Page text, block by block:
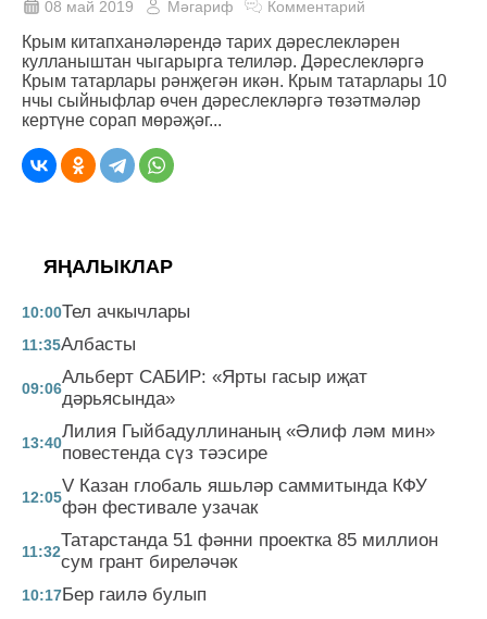
08 май 2019 Мәгариф Комментарий
Крым китапханәләрендә тарих дәреслекләрен
кулланыштан чыгарырга телиләр. Дәреслекләргә
Крым татарлары рәнҗегән икән. Крым татарлары 10
нчы сыйныфлар өчен дәреслекләргә төзәтмәләр
кертүне сорап мөрәҗәг...
ЯҢАЛЫКЛАР
10:00Тел ачкычлары
11:35Албасты
09:06
Альберт САБИР: «Ярты гасыр иҗат
дәрьясында»
13:40
Лилия Гыйбадуллинаның «Әлиф ләм мин»
повестенда сүз тәэсире
12:05
V Казан глобаль яшьләр саммитында КФУ
фән фестивале узачак
11:32
Татарстанда 51 фәнни проектка 85 миллион
сум грант биреләчәк
10:17Бер гаилә булып